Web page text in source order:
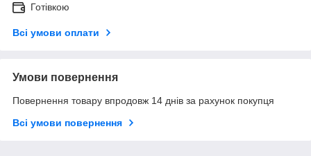
Готівкою
Всі умови оплати
Умови повернення
Повернення товару впродовж 14 днів за рахунок покупця
Всі умови повернення